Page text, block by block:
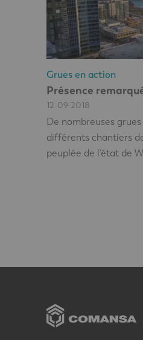
Grues en action
Présence
12-09-2018
De nombreuses
différents chantiers
peuplée de l’état de